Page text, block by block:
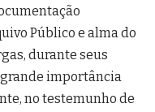
Público e alma do
durante seus
grande importância
no testemunho de